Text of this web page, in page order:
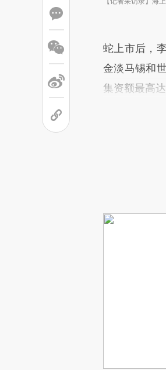
蛇上市后，
金淡马锡和
集资额最高